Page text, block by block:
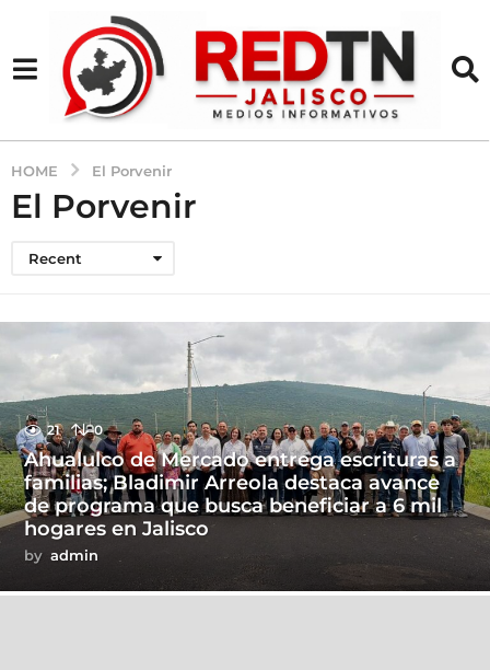
HOME El Porvenir
El Porvenir
Recent
21 0
Ahualulco de Mercado entrega escrituras a
familias; Bladimir Arreola destaca avance
de programa que busca beneficiar a 6 mil
hogares en Jalisco
by admin